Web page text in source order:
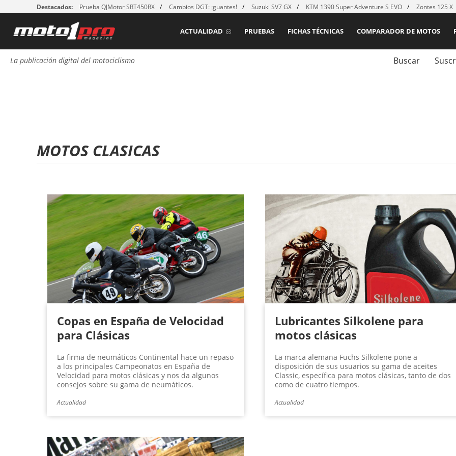
Destacados: Prueba QJMotor SRT450RX Cambios DGT: ¡guantes! Suzuki SV7 GX KTM 1390 Super Adventure S EVO Zontes 125 X
COMPARADOR DE MOTOS
FICHAS TÉCNICAS
PRUEBAS
ACTUALIDAD
La publicación digital del motociclismo Buscar
MOTOS CLASICAS
Copas en España de Velocidad
para Clásicas
La firma de neumáticos Continental hace un repaso
a los principales Campeonatos en España de
Velocidad para motos clásicas y nos da algunos
consejos sobre su gama de neumáticos.
Actualidad
Lubricantes Silkolene para
motos clásicas
La marca alemana Fuchs Silkolene pone a
disposición de sus usuarios su gama de aceites
Classic, específica para motos clásicas, tanto de dos
como de cuatro tiempos.
Actualidad